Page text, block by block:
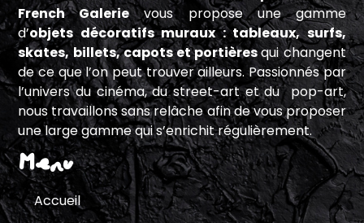
French Galerievous propose une gamme
d’objets décoratifs muraux : tableaux, surfs,
skates, billets, capots et portièresqui changent
de ce que l’on peut trouver ailleurs. Passionnés par
l’univers du cinéma, du street-art et du pop-art,
nous travaillons sans relâche afin de vous proposer
une large gamme qui s’enrichit régulièrement.
Menu
Accueil